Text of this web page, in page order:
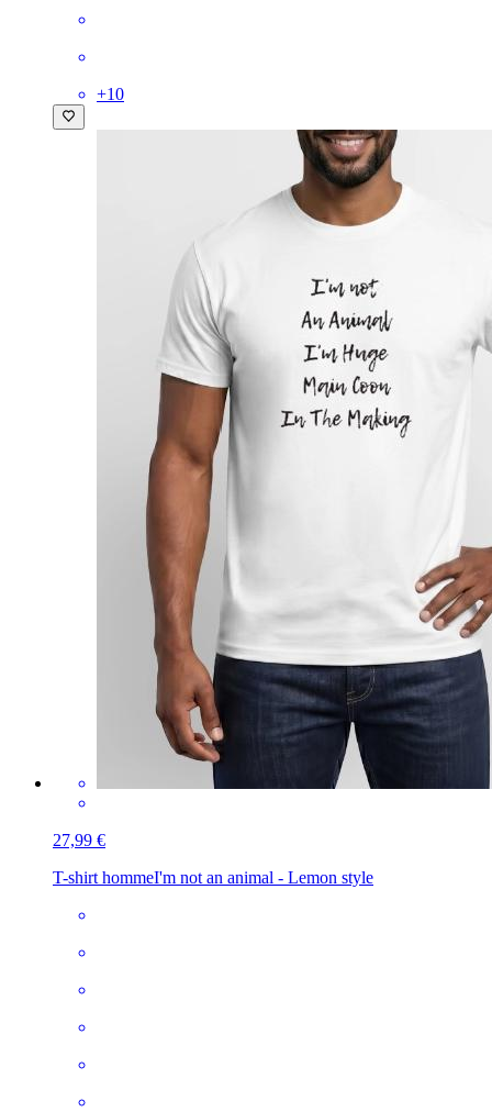
+10
27,99 €
T-shirt hommeI'm not an animal - Lemon style